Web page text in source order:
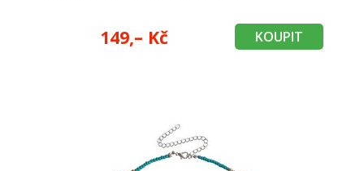
149,– Kč KOUPIT